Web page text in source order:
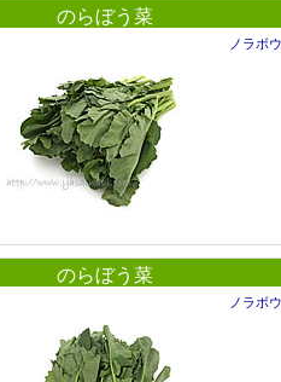
のらぼう菜
ノラボ
のらぼう菜
ノラボ